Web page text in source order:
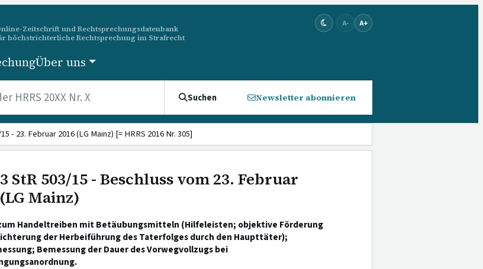
Zeitschrift und Rechtsprechungsdatenbank
höchstrichterliche Rechtsprechung im Strafrecht
A- A+
Über uns
Suchen Newsletter abonnieren
- 23. Februar 2016 (LG Mainz) [= HRRS 2016 Nr. 305]
StR 503/15 - Beschluss vom 23. Februar
Mainz)
Handeltreiben mit Betäubungsmitteln (Hilfeleisten; objektive Förderung
der Herbeiführung des Taterfolges durch den Haupttäter);
Bemessung der Dauer des Vorwegvollzugs bei